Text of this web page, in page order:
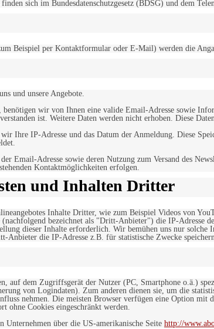
sich im Bundesdatenschutzgesetz (BDSG) und dem
Beispiel per Kontaktformular oder E-Mail) werden die
und unsere Angebote.
wir von Ihnen eine valide Email-Adresse sowie
ist. Weitere Daten werden nicht erhoben. Diese
Ihre IP-Adresse und das Datum der Anmeldung. Diese
Email-Adresse sowie deren Nutzung zum Versand des
Kontaktmöglichkeiten erfolgen.
und Inhalten Dritter
Inhalte Dritter, wie zum Beispiel Videos von
bezeichnet als "Dritt-Anbieter") die IP-Adresse
dieser Inhalte erforderlich. Wir bemühen uns nur
die IP-Adresse z.B. für statistische Zwecke
auf dem Zugriffsgerät der Nutzer (PC, Smartphone o.ä.)
von Logindaten). Zum anderen dienen sie, um die
nehmen. Die meisten Browser verfügen eine Option
ohne Cookies eingeschränkt werden.
über die US-amerikanische Seite http://